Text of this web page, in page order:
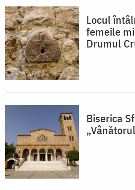
Locul
femeile
Drumul
Biserica